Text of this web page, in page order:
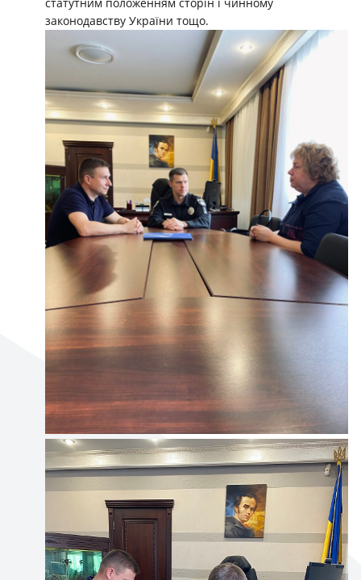
законодавству України тощо.